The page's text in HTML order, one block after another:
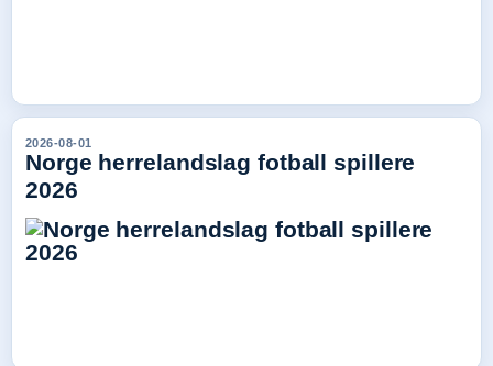
2026-08-01
Norge herrelandslag fotball spillere
2026